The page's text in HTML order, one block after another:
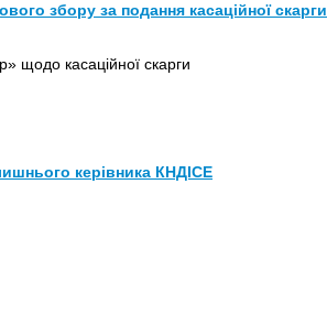
збору за подання касаційної скарги
щодо касаційної скарги
керівника КНДІСЕ